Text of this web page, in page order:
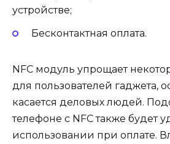
устройстве;
Бесконтактная оплата.
NFC модуль упрощает
для пользователей гаджета,
касается деловых людей.
телефоне с NFC также будет
использовании при оплате.